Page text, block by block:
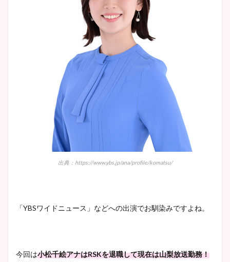
出典：https://www.ybs.jp/ana/profile/komatsu/
「YBSワイドニュース」などへの出演でお馴染みですよね。
今回は小松千絵アナはRSKを退職して現在は山梨放送勤務！